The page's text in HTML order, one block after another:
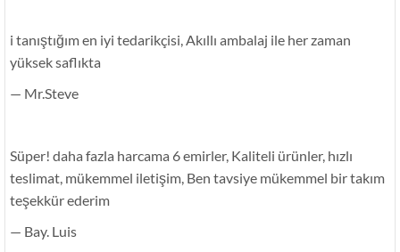
i tanıştığım en iyi tedarikçisi, Akıllı ambalaj ile her zaman
yüksek saflıkta
— Mr.Steve
Süper! daha fazla harcama 6 emirler, Kaliteli ürünler, hızlı
teslimat, mükemmel iletişim, Ben tavsiye mükemmel bir takım
teşekkür ederim
— Bay. Luis